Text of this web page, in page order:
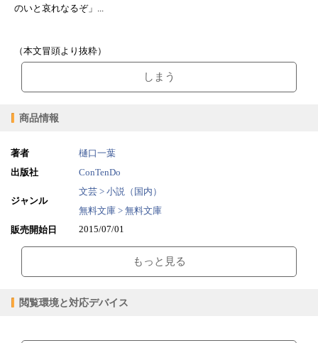
のいと哀れなるぞ」...
（本文冒頭より抜粋）
しまう
商品情報
著者
樋口一葉
出版社
ConTenDo
ジャンル
文芸 > 小説（国内）
無料文庫 > 無料文庫
販売開始日
2015/07/01
ファイルサイズ 0.96MB
もっと見る
閲覧環境と対応デバイス